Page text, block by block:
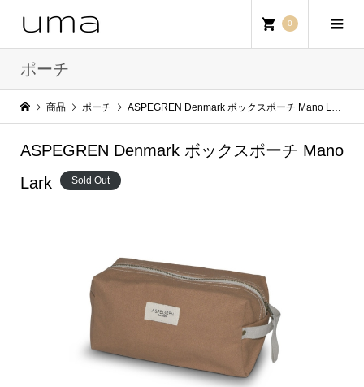
0
ポーチ
商品 ポーチ ASPEGREN Denmark ボックスポーチ Mano Lark
ASPEGREN Denmark ボックスポーチ Mano
Lark
Sold Out